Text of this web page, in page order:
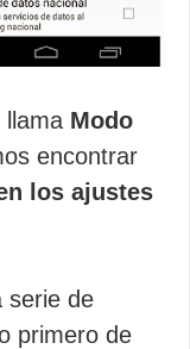
llama Modo
encontrar
los ajustes
serie de
primero de